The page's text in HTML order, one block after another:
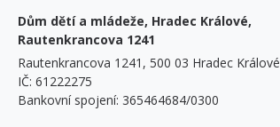
Dům dětí a mládeže, Hradec Králové,
Rautenkrancova 1241
Rautenkrancova 1241, 500 03 Hradec Králové
IČ: 61222275
Bankovní spojení: 365464684/0300